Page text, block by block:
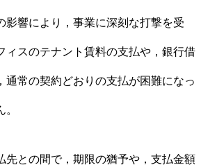
影響により，事業に深刻な打撃を受
ィスのテナント賃料の支払や，銀行借
通常の契約どおりの支払が困難になっ
先との間で，期限の猶予や，支払金額